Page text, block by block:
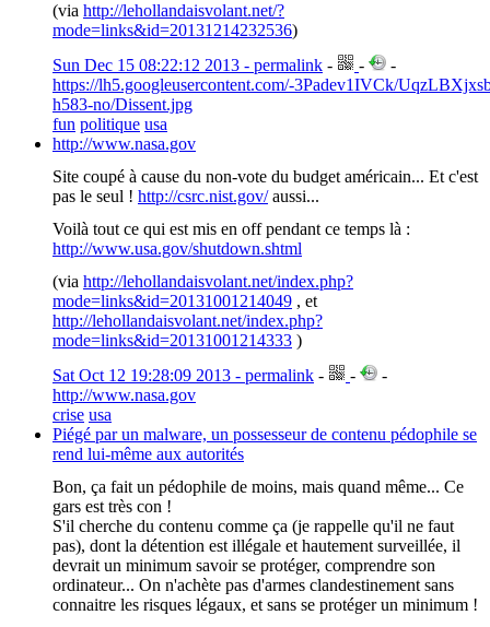
(via http://lehollandaisvolant.net/?
mode=links&id=20131214232536)
Sun Dec 15 08:22:12 2013 - permalink - -
-
https://lh5.googleusercontent.com/-3Padev1IVCk/
h583-no/Dissent.jpg
fun politique usa
http://www.nasa.gov
Site coupé à cause du non-vote du budget américain... Et c'est
pas le seul ! http://csrc.nist.gov/aussi...
Voilà tout ce qui est mis en off pendant ce temps là :
http://www.usa.gov/shutdown.shtml
(via http://lehollandaisvolant.net/index.php?
mode=links&id=20131001214049 , et
http://lehollandaisvolant.net/index.php?
mode=links&id=20131001214333 )
Sat Oct 12 19:28:09 2013 - permalink - -
-
http://www.nasa.gov
crise usa
Piégé par un malware, un possesseur de contenu pédophile se
rend lui-même aux autorités
Bon, ça fait un pédophile de moins, mais quand même... Ce
gars est très con !
S'il cherche du contenu comme ça (je rappelle qu'il ne faut
pas), dont la détention est illégale et hautement surveillée, il
devrait un minimum savoir se protéger, comprendre son
ordinateur... On n'achète pas d'armes clandestinement sans
connaitre les risques légaux, et sans se protéger un minimum !